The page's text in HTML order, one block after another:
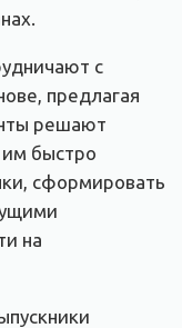
с
предлагая
решают
быстро
сформировать
на